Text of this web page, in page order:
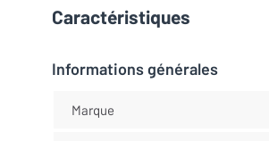
Caractéristiques
Informations générales
Marque